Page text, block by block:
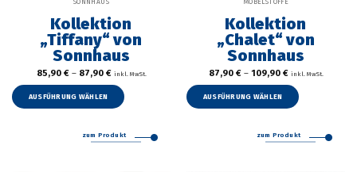
SONNHAUS
Kollektion
„Tiffany“ von
Sonnhaus
85,90 €– 87,90 € inkl. MwSt.
AUSFÜHRUNG WÄHLEN
Varianten
zum Produkt
MÖBELSTOFFE
Kollektion
„Chalet“ von
Sonnhaus
87,90 €– 109,90 € inkl. MwSt.
AUSFÜHRUNG WÄHLEN
zum Produkt